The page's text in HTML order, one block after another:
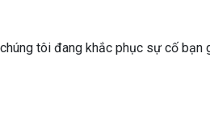
tôi đang khắc phục sự cố bạn